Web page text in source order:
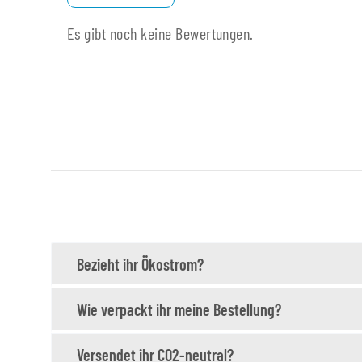
Es gibt noch keine Bewertungen.
Bezieht ihr Ökostrom?
Wie verpackt ihr meine Bestellung?
Versendet ihr CO2-neutral?